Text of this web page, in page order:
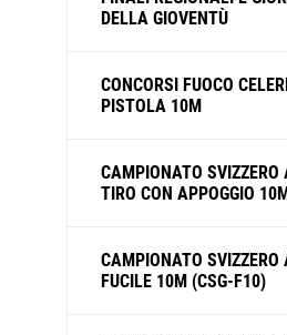
DELLA GIOVENTÙ
CONCORSI FUOCO
PISTOLA 10M
CAMPIONATO SVIZZERO
TIRO CON APPOGGIO
CAMPIONATO SVIZZERO
FUCILE 10M (CSG-F10)